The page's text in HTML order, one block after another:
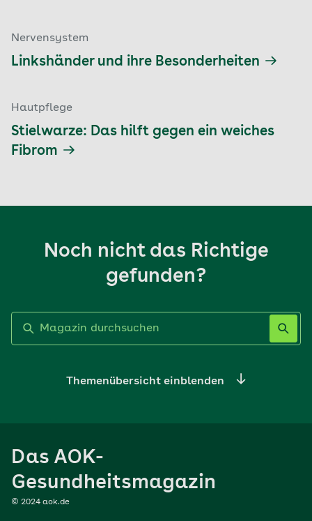
Nervensystem
Linkshänder und ihre Besonderheiten
Hautpflege
Stielwarze: Das hilft gegen ein weiches
Fibrom
Noch nicht das Richtige
gefunden?
Themenübersicht einblenden
Sport
Das AOK-
Gesundheitsmagazin
© 2024 aok.de